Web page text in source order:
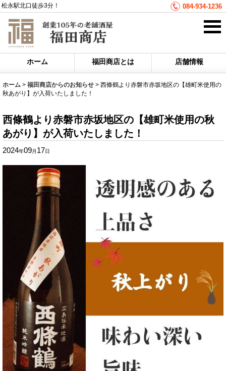
松永駅北口徒歩3分！ 084-934-1236
ホーム 福田商店とは 店舗情報
ホーム > 福田商店からのお知らせ > 西條鶴より赤磐市赤坂地区の【雄町米使用の
秋あがり】が入荷いたしました！
西條鶴より赤磐市赤坂地区の【雄町米使用の秋
あがり】が入荷いたしました！
2024年09月 17日